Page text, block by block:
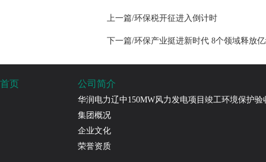
上一篇/环保税开征进入倒计时
下一篇/环保产业挺进新时代 8个领域释放
首页 公司简介
华润电力辽中150MW风力发电项目竣工环境保护验
集团概况
企业文化
荣誉资质